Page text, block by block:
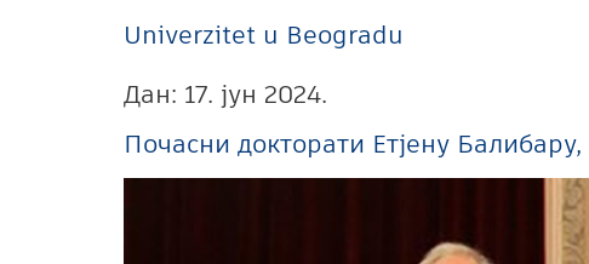
Univerzitet u Beogradu
Дан: 17. јун 2024.
Почасни докторати Етјену